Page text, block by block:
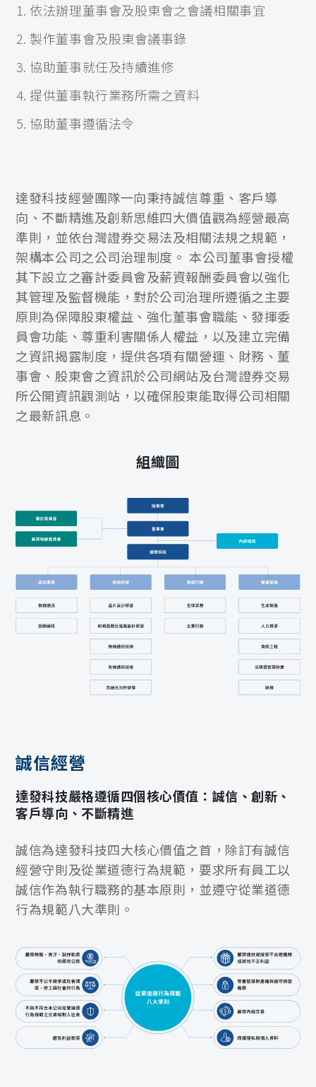
依法辦理董事會及股東會之會議相關事宜
製作董事會及股東會議事錄
協助董事就任及持續進修
提供董事執行業務所需之資料
協助董事遵循法令
達發科技經營團隊一向秉持誠信尊重、客戶導
向、不斷精進及創新思維四大價值觀為經營最高
準則，並依台灣證券交易法及相關法規之規範，
架構本公司之公司治理制度。 本公司董事會授權
其下設立之審計委員會及薪資報酬委員會以強化
其管理及監督機能，對於公司治理所遵循之主要
原則為保障股東權益、強化董事會職能、發揮委
員會功能、尊重利害關係人權益，以及建立完備
之資訊揭露制度，提供各項有關營運、財務、董
事會、股東會之資訊於公司網站及台灣證券交易
所公開資訊觀測站，以確保股東能取得公司相關
之最新訊息。
組織圖
誠信經營
達發科技嚴格遵循四個核心價值：誠信、創新、
客戶導向、不斷精進
誠信為達發科技四大核心價值之首，除訂有誠信
經營守則及從業道德行為規範，要求所有員工以
誠信作為執行職務的基本原則，並遵守從業道德
行為規範八大準則。